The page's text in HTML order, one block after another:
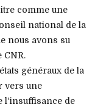
comme une
national de la
nous avons su
CNR.
généraux de la
vers une
l‘insuffisance de